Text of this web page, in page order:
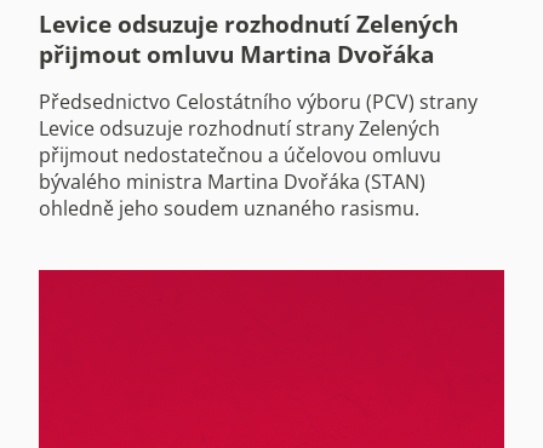
Levice odsuzuje rozhodnutí Zelených
přijmout omluvu Martina Dvořáka
Předsednictvo Celostátního výboru (PCV) strany
Levice odsuzuje rozhodnutí strany Zelených
přijmout nedostatečnou a účelovou omluvu
bývalého ministra Martina Dvořáka (STAN)
ohledně jeho soudem uznaného rasismu.